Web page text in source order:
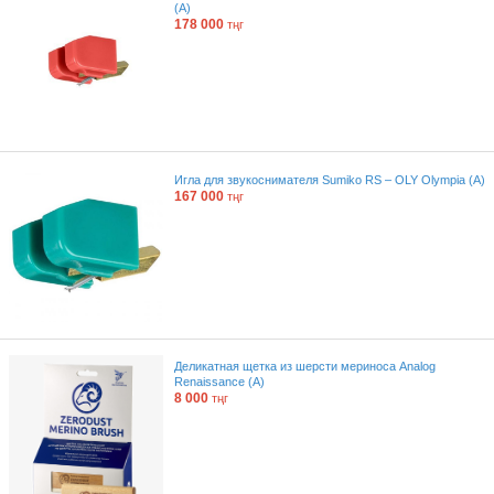
(A)
178 000 тңг
Игла для звукоснимателя Sumiko RS – OLY Olympia (A)
167 000 тңг
Деликатная щетка из шерсти мериноса Analog
Renaissance (A)
8 000 тңг